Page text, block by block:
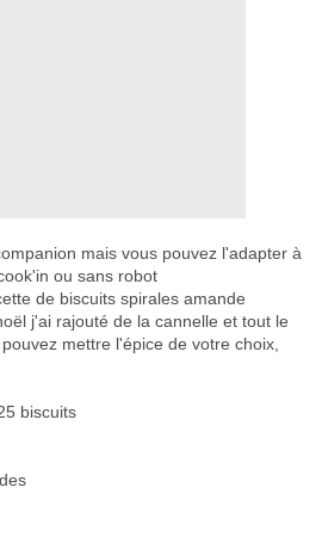
mais vous pouvez l'adapter à
ou sans robot
de biscuits spirales amande
j'ai rajouté de la cannelle et tout le
mettre l'épice de votre choix,
biscuits